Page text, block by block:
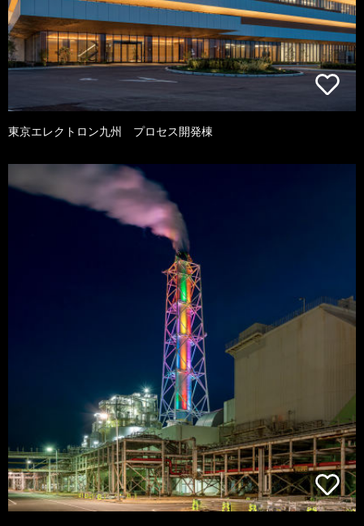
東京エレクトロン九州 プロセス開発棟